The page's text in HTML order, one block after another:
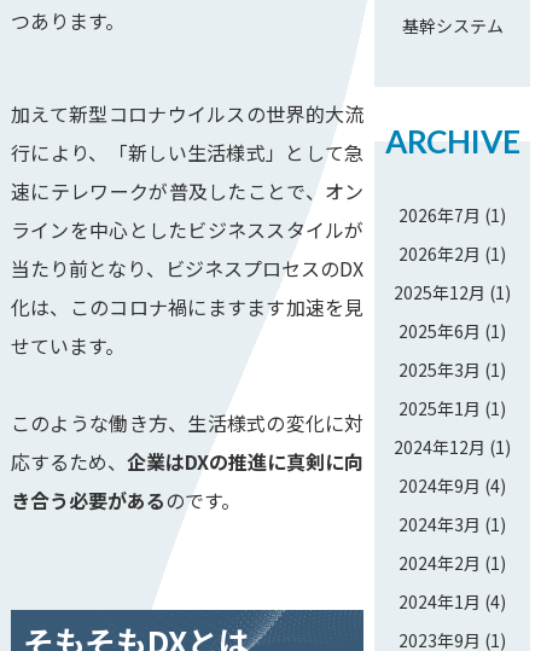
つあります。
加えて新型コロナウイルスの世界的大流
行により、「新しい生活様式」として急
速にテレワークが普及したことで、オン
ラインを中心としたビジネススタイルが
当たり前となり、ビジネスプロセスのDX
化は、このコロナ禍にますます加速を見
せています。
このような働き方、生活様式の変化に対
応するため、企業はDXの推進に真剣に向
き合う必要があるのです。
そもそもDXとは
基幹システム
ARCHIVE
2026年7月 (1)
2026年2月 (1)
2025年12月 (1)
2025年6月 (1)
2025年3月 (1)
2025年1月 (1)
2024年12月 (1)
2024年9月 (4)
2024年3月 (1)
2024年2月 (1)
2024年1月 (4)
2023年9月 (1)